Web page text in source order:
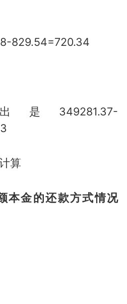
829.54=720.34
算
本金的还款方式情况